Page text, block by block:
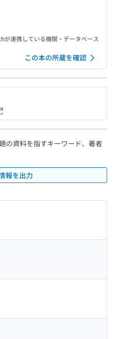
連携している機関・データベース
この本の所蔵を確認
の資料を指すキーワード、著者
報を出力